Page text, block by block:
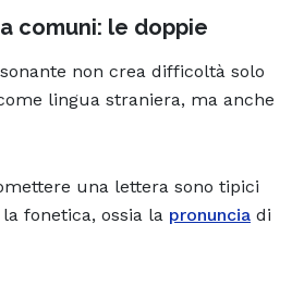
comuni: le doppie
non crea difficoltà solo
lingua straniera, ma anche
una lettera sono tipici
fonetica, ossia la pronuncia di